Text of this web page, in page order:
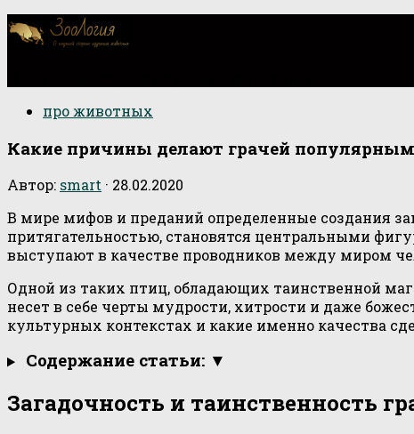
про животных
Какие причины делают грачей
Автор: smart · 28.02.2020
В мире мифов и преданий определенные создания
притягательностью, становятся центральными
выступают в качестве проводников между миром
Одной из таких птиц, обладающих таинственной
несет в себе черты мудрости, хитрости и даже
культурных контекстах и какие именно качества
Содержание статьи: ▼
Загадочность и таинственность